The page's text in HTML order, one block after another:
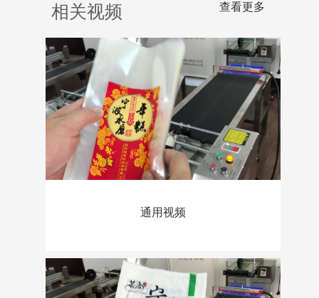
相关视频 查看更多
通用视频